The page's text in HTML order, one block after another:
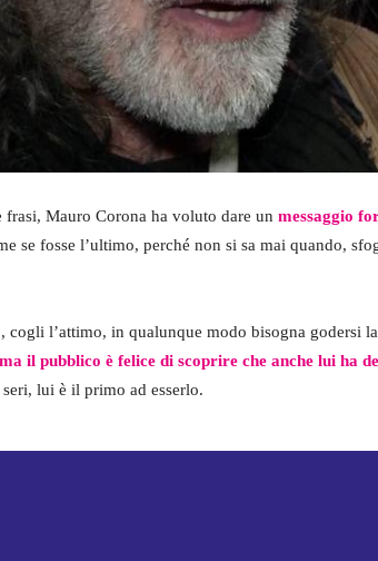
frasi, Mauro Corona ha voluto dare un messaggio
se fosse l’ultimo, perché non si sa mai quando,
, cogli l’attimo, in qualunque modo bisogna godersi
il pubblico è felice di scoprire che anche lui ha
seri, lui è il primo ad esserlo.